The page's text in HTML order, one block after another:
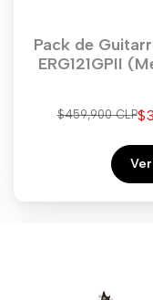
Pack de
ERG121GPII
Precio
$459,900 CLP